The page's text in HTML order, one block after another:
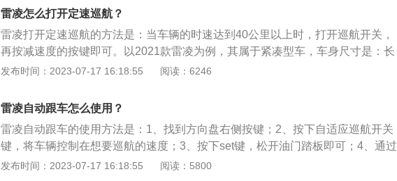
车速系统启动后，轿车达到所需车速时，按一下“SET”按钮，即可使轿车以此车
速持续行驶。3、想降低巡航车速，按“SET”按钮，车速降低1.5km/h；若按住该
按钮，轿车将持续降低车速，一旦松开按钮，当时的行驶速度被储存在存储器
内。4、提高巡航车速无需踩加速踏板，按“RES”即可提高设定的巡航车速。5、
暂时关闭巡航控制系统手动变速器：踩下制动踏板或离合器踏板，或将滑动开关
至“OFF”位置，或轿车处于静止状态时关闭点火开关，则巡航系统所存储的值被
清除，系统被完全关闭。
雷凌怎么打开定速巡航？
雷凌打开定速巡航的方法是：当车辆的时速达到40公里以上时，打开巡航开关，
再按减速度的按键即可。以2021款雷凌为例，其属于紧凑型车，车身尺寸是：长
4640mm、宽1780mm、高1455mm，轴距为2700mm，油箱容积为43l，整备质
立悬架，其搭载了1.8l自然吸气发动机，最大马力是98ps，最大功率是72kw，最
大扭矩是142nm，与其匹配的是电子无级变速箱。
发布时间：2023-07-17 16:18:55 阅读：6246
雷凌自动跟车怎么使用？
雷凌自动跟车的使用方法是：1、找到方向盘右侧按键；2、按下自适应巡航开关
键，将车辆控制在想要巡航的速度；3、按下set键，松开油门踏板即可；4、通过
左侧按键可以调节跟车距离，通过加、减按键能调整速度，轻踩刹车和油门即可
发布时间：2023-07-17 16:18:55 阅读：5800